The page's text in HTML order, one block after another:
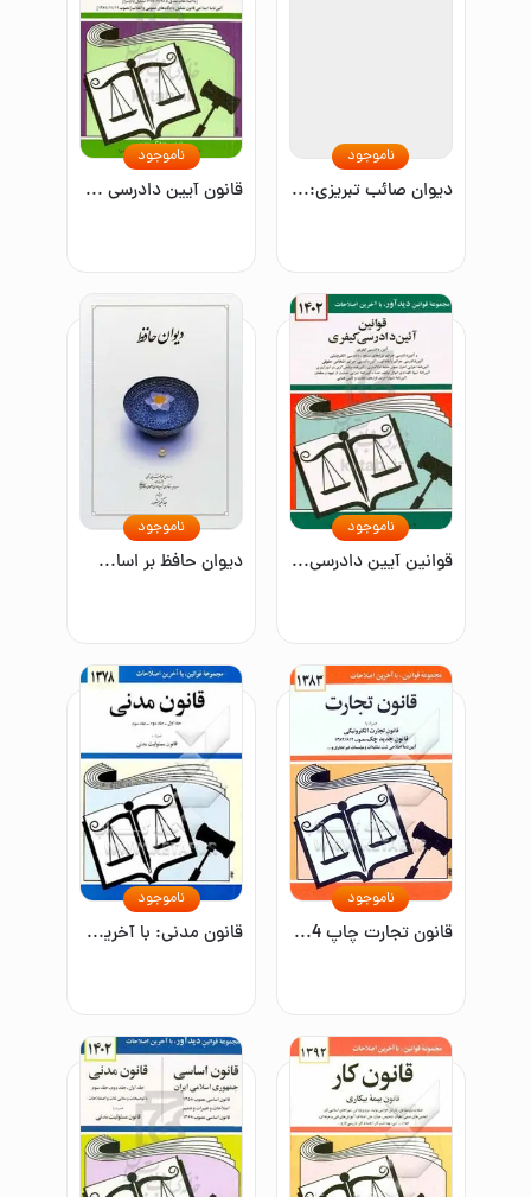
دیوان صائب تبریزی: مطابق نسخه دوجلدی 1072 ه‌.ق. به خط صائب از مجموعه شخصی
ناموجود
قانون آیین دادرسی دادگاه‌های عمومی و انقلاب در امور مدنی مصوب ۱۳۷۹/۱/۲۱ با آخرین اصلاحیه‌ها و الحاقات همراه با ...
ناموجود
قوانین آیین دادرسی کیفری: لازم الاجراء از تاریخ ۱۳۹۴/۴/۱، آئین دادرسی کیفری مصوب ۱۳۹۲/۱۲/۴ کمیسیون قضایی و حقوقی ...
ناموجود
دیوان حافظ بر اساس نسخه علامه محمد دیوان حافظ بر اساس نسخه علامه محمد قزوینی، دکتر قاسم غنی با نگاه به حافظ (به سعی سایه)، غزلهای حافظ (دکتر سلیم نیسا
ناموجود
قانون تجارت چاپ 1384 با آخرین اصلاحیه‌ها و الحاقات همراه با مواد 21 الی 93 قانون تجارت مصوب 1311/12/13، سیاست تجارت الکترونیکی جمهوری اسلامی ایران، ...
ناموجود
قانون مدنی: با آخرین اصلاحیه‌ها و الحاقات همراه با قانون مسئولیت مدنی (جلد 1 و 2 و 3)
ناموجود